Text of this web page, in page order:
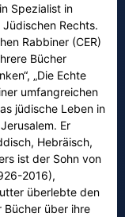
Spezialist in
Rechts.
Rabbiner (CER)
Bücher
„Die Echte
umfangreichen
jüdische Leben in
Er
Hebräisch,
ist der Sohn von
2016),
überlebte den
über ihre